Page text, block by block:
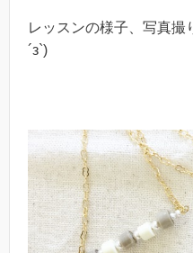
レッスンの様子、写真撮
´з`)